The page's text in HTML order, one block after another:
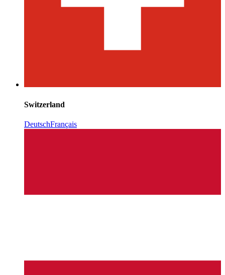
Switzerland
DeutschFrançais